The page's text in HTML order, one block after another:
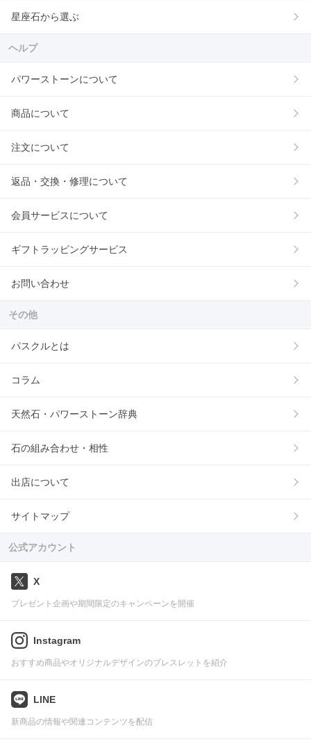
星座石から選ぶ
ヘルプ
パワーストーンについて
商品について
注文について
返品・交換・修理について
会員サービスについて
ギフトラッピングサービス
お問い合わせ
その他
パスクルとは
コラム
天然石・パワーストーン辞典
石の組み合わせ・相性
出店について
サイトマップ
公式アカウント
X
プレゼント企画や期間限定のキャンペーンを開催
Instagram
おすすめ商品やオリジナルデザインのブレスレットを紹介
LINE
新商品の情報や関連コンテンツを配信